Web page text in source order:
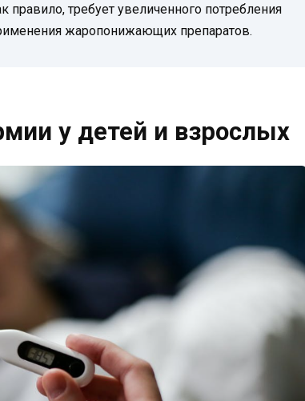
требует увеличенного потребления
жаропонижающих препаратов.
у детей и взрослых